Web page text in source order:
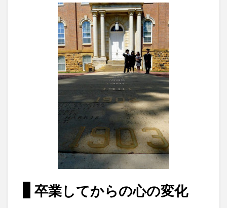
卒業してからの心の変化